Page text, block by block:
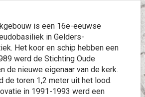
is een 16e-eeuwse
in Gelders-
Het koor en schip hebben een
werd de Stichting Oude
de nieuwe eigenaar van de kerk.
de toren 1,2 meter uit het lood.
in 1991-1993 werd een